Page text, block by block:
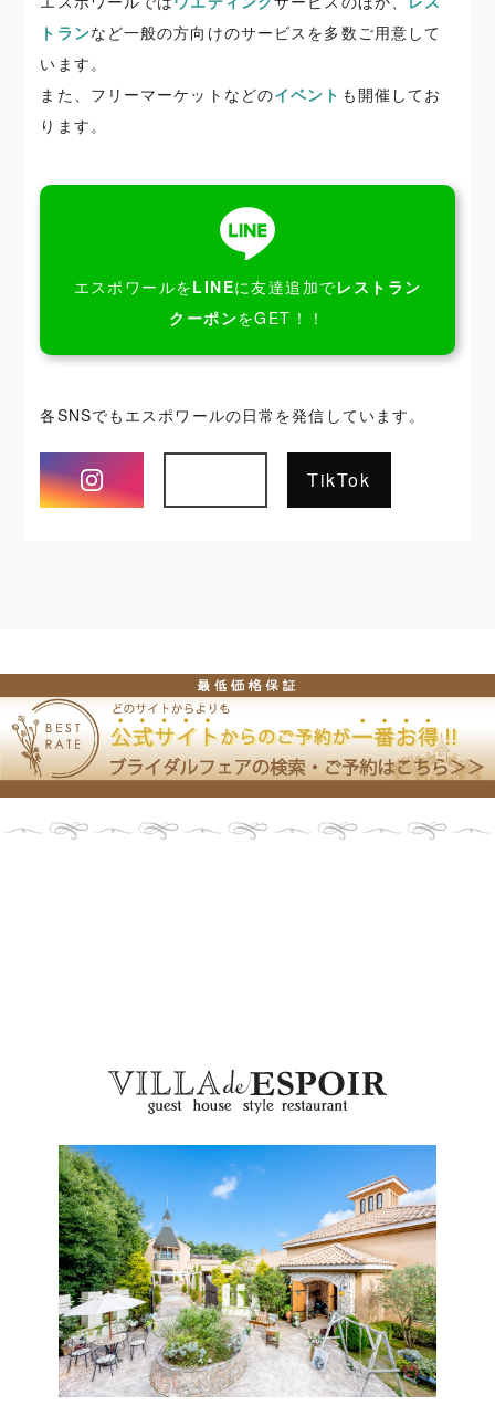
トランなど一般の方向けのサービスを多数ご用意して
います。
また、フリーマーケットなどのイベント も開催してお
ります。
エスポワールをLINEに友達追加でレストラン
クーポンをGET！！
各SNSでもエスポワールの日常を発信しています。
Instagram
TikTok